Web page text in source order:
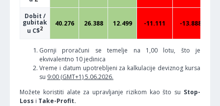
Dobit /
gubitak
u C$2
40.276 26.388 12.499 -11.111 -13.888
Gornji proračuni se temelje na 1,00 lotu, što je
ekvivalentno 10 jedinica
Vreme i datum upotrebljeni za kalkulacije deviznog kursa
su 9:00 (GMT+1) 5.06.2026.
Možete koristiti alate za upravljanje rizikom kao što su Stop-
Loss i Take-Profit.